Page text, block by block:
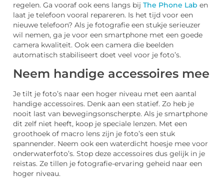
regelen. Ga vooraf ook eens langs bij The Phone Lab en
laat je telefoon vooral repareren. Is het tijd voor een
nieuwe telefoon? Als je fotografie een stukje serieuzer
wil nemen, ga je voor een smartphone met een goede
camera kwaliteit. Ook een camera die beelden
automatisch stabiliseert doet veel voor je foto’s.
Neem handige accessoires mee
Je tilt je foto’s naar een hoger niveau met een aantal
handige accessoires. Denk aan een statief. Zo heb je
nooit last van bewegingsonscherpte. Als je smartphone
dit zelf niet heeft, koop je speciale lenzen. Met een
groothoek of macro lens zijn je foto’s een stuk
spannender. Neem ook een waterdicht hoesje mee voor
onderwaterfoto’s. Stop deze accessoires dus gelijk in je
reistas. Ze tillen je fotografie-ervaring geheid naar een
hoger niveau.